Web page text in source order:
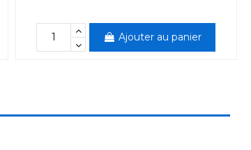
Ajouter au panier